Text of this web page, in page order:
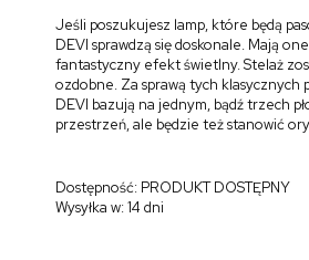
Jeśli poszukujesz lamp, które będą
DEVI sprawdzą się doskonale. Mają
fantastyczny efekt świetlny. Stelaż
ozdobne. Za sprawą tych klasycznych
DEVI bazują na jednym, bądź trzech
przestrzeń, ale będzie też stanowić
Dostępność: PRODUKT DOSTĘPNY
Wysyłka w:14 dni